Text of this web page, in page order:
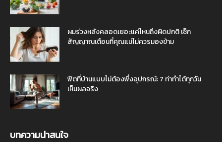
ผมร่วงหลังคลอดเยอะแค่ไหนถึงผิดปกติ เช็ก
สัญญาณเตือนที่คุณแม่ไม่ควรมองข้าม
ฟิตที่บ้านแบบไม่ต้องพึ่งอุปกรณ์: 7 ท่าทำได้ทุกวัน
เห็นผลจริง
บทความน่าสนใจ